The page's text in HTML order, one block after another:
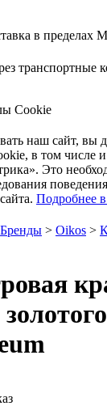
в пределах
транспортные
Cookie
наш cайт, вы
в том числе
Это
Подробнее
Бренды > Oikos >